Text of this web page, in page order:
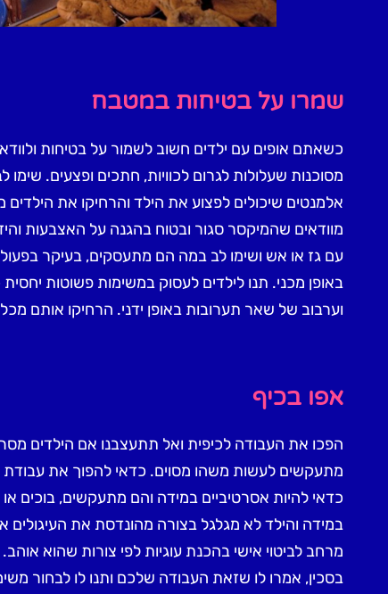
שמרו על בטיחות במטבח
כשאתם אופים עם ילדים חשוב לשמור על בטיחות
מסוכנות שעלולות לגרום לכוויות, חתכים ופצעים. שימו
אלמנטים שיכולים לפצוע את הילד והרחיקו את
מוודאים שהמיקסר סגור ובטוח בהגנה על האצבעות
עם גז או אש ושימו לב במה הם מתעסקים, בעיקר
באופן מכני. תנו לילדים לעסוק במשימות פשוטות
וערבוב של שאר תערובות באופן ידני. הרחיקו אותם
אפו בכיף
הפכו את העבודה לכיפית ואל תתעצבנו אם הילדים
מתעקשים לעשות משהו מסוים. כדאי להפוך את עבודת
כדאי להיות אסרטיביים במידה והם מתעקשים, בוכים
במידה והילד לא מגלגל בצורה מהונדסת את העיגולים
מרחב לביטוי אישי בהכנת עוגיות לפי צורות שהוא
בסכין, אמרו לו שזאת העבודה שלכם ותנו לו לבחור